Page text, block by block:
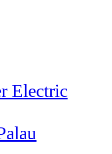
Electric